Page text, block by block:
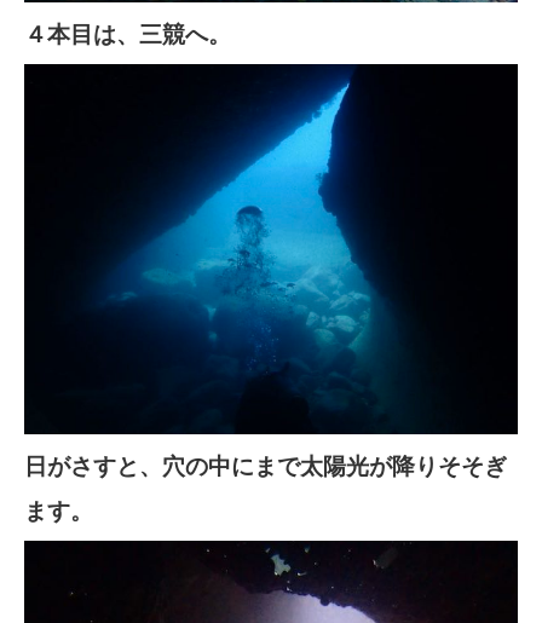
４本目は、三競へ。
日がさすと、穴の中にまで太陽光が降りそそぎ
ます。